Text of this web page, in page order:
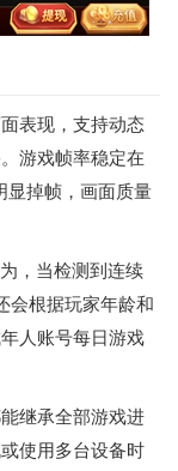
表现，支持动态
游戏帧率稳定在
显掉帧，画面质量
，当检测到连续
会根据玩家年龄和
人账号每日游戏
继承全部游戏进
使用多台设备时